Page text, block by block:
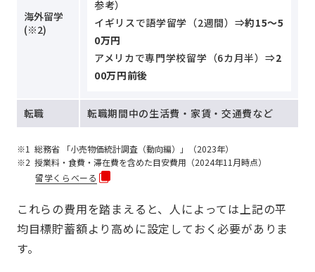
海外留学
(※2)
参考）
イギリスで語学留学（2週間）⇒約15～5
0万円
アメリカで専門学校留学（6カ月半）⇒2
00万円前後
転職 転職期間中の生活費・家賃・交通費など
総務省 「小売物価統計調査（動向編）」（2023年）
授業料・食費・滞在費を含めた目安費用（2024年11月時点）
留学くらべーる
これらの費用を踏まえると、人によっては上記の平
均目標貯蓄額より高めに設定しておく必要がありま
す。